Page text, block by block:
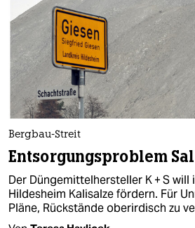
Bergbau-Streit
Entsorgungsproblem
Der Düngemittelhersteller K + S will
Hildesheim Kalisalze fördern. Für
Pläne, Rückstände oberirdisch zu